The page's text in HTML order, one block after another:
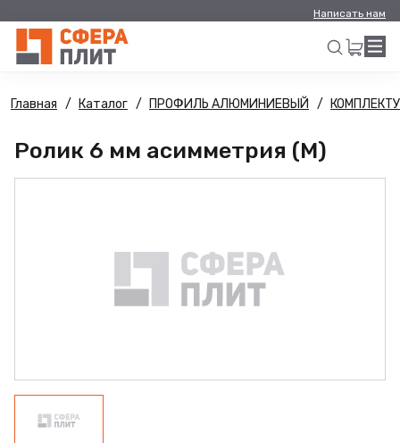
Написать нам
Искать
Главная Каталог ПРОФИЛЬ АЛЮМИНИЕВЫЙ
Ролик 6 мм асимметрия (М)